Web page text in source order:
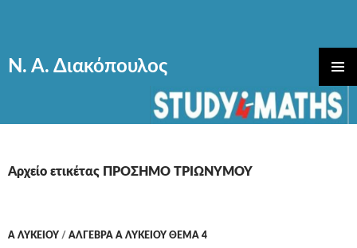
Ν. Α. Διακόπουλος
ΚΎΡΙΟ
ΜΕΝΟΎ
Αρχείο ετικέτας ΠΡΟΣΗΜΟ ΤΡΙΩΝΥΜΟΥ
Α ΛΥΚΕΊΟΥ / ΑΛΓΕΒΡΑ Α ΛΥΚΕΙΟΥ ΘΕΜΑ 4